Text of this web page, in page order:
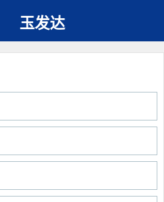
玉发达